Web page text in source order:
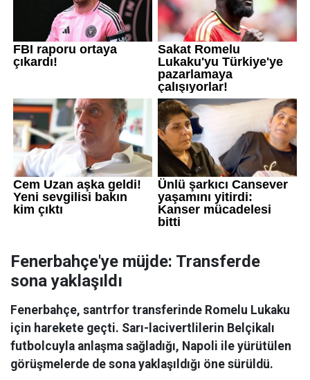
Fenerbahçe'ye müjde: Transferde
sona yaklaşıldı
Fenerbahçe, santrfor transferinde Romelu Lukaku
için harekete geçti. Sarı-lacivertlilerin Belçikalı
futbolcuyla anlaşma sağladığı, Napoli ile yürütülen
görüşmelerde de sona yaklaşıldığı öne sürüldü.